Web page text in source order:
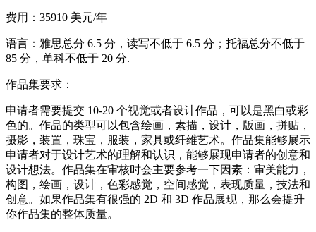
费用：35910 美元/年
语言：雅思总分 6.5 分，读写不低于 6.5 分；托福总分不低于
85 分，单科不低于 20 分.
作品集要求：
申请者需要提交 10-20 个视觉或者设计作品，可以是黑白或彩
色的。作品的类型可以包含绘画，素描，设计，版画，拼贴，
摄影，装置，珠宝，服装，家具或纤维艺术。作品集能够展示
申请者对于设计艺术的理解和认识，能够展现申请者的创意和
设计想法。作品集在审核时会主要参考一下因素：审美能力，
构图，绘画，设计，色彩感觉，空间感觉，表现质量，技法和
创意。如果作品集有很强的 2D 和 3D 作品展现，那么会提升
你作品集的整体质量。